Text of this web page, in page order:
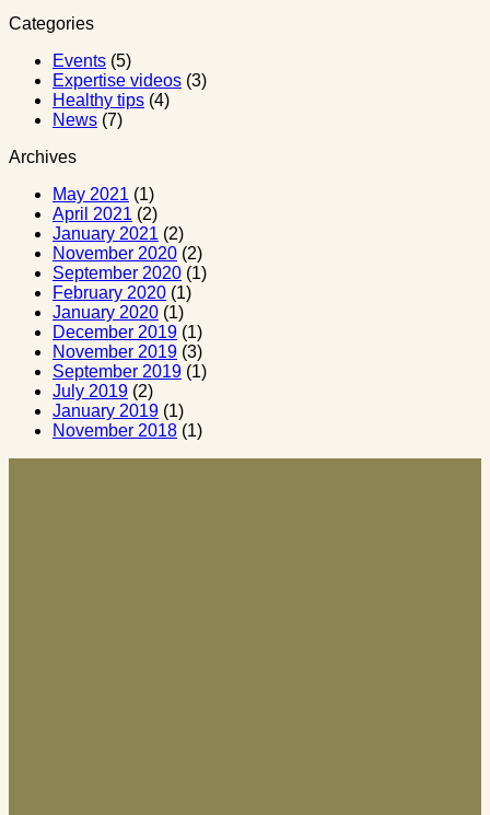
Categories
Events (5)
Expertise videos (3)
Healthy tips (4)
News (7)
Archives
May 2021 (1)
April 2021 (2)
January 2021 (2)
November 2020 (2)
September 2020 (1)
February 2020 (1)
January 2020 (1)
December 2019 (1)
November 2019 (3)
September 2019 (1)
July 2019 (2)
January 2019 (1)
November 2018 (1)